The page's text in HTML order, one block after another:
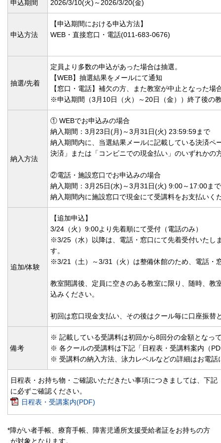
申込期間 2026/3/10(火)～2026/3/20(金)
申込方法
【申込期間における申込方法】
WEB・直接窓口・電話(011-683-0676)
抽選/先着
定員より多数の申込があった場合は抽選。
【WEB】抽選結果をメールにて通知
【窓口・電話】補欠の方、また教室が中止となった場
※申込期間（3月10日（火）～20日（金））終了後の
納入方法
① WEBでお申込みの場合
納入期間：3月23日(月)～3月31日(火) 23:59:59まで
納入期間内に、当選結果メールに記載している決済
決済」または「コンビニでの現金払い」のいずれかの
②電話・施設窓口でお申込みの場合
納入期間：3月25日(水)～3月31日(火) 9:00～17:00まで
納入期間内に施設窓口で現金にて受講料をお支払い
追加/体験
【追加申込】
3/24（火）9:00より先着順にて受付（電話のみ）
※3/25（水）以降は、電話・窓口にて先着受付いたし
す
※3/21（土）～3/31（火）は整備休館のため、電話・
教室開講後、定員に空きのある教室に限り、随時、
込みください。
初回は窓口現金支払い、その後はクール毎に口座振替
備考
※ 記載している受講料は初回から8回分の金額となっ
※ 各クールの受講料は下記「日程表・受講料案内（
※ 受講料の納入方法、泳力レベルなどの詳細はお電話
日程表・お持ち物・ご確認いただきたい事項につきましては、下
に必ずご確認ください。
日程表・受講案内(PDF)
*障がい者手帳、療育手帳、障害児通所支援受給者証をお持ちの方
が対象となります。